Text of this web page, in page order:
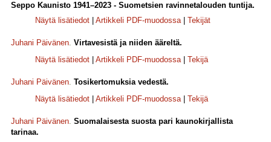
Seppo Kaunisto 1941–2023 - Suometsien ravinnetalouden tuntija.
Näytä lisätiedot
Artikkeli PDF-muodossa| Tekijät
Juhani Päivänen. Virtavesistä ja niiden ääreltä.
Näytä lisätiedot
Artikkeli PDF-muodossa| Tekijä
Juhani Päivänen. Tosikertomuksia vedestä.
Näytä lisätiedot
Artikkeli PDF-muodossa| Tekijä
Juhani Päivänen. Suomalaisesta suosta pari kaunokirjallista
tarinaa.